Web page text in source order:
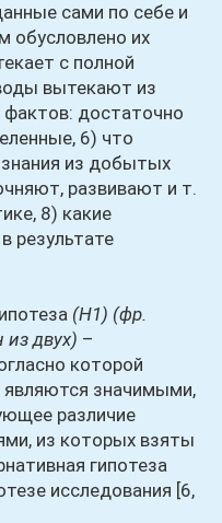
сами по себе и
обусловлено их
с полной
вытекают из
фактов: достаточно
6) что
из добытых
развивают и т.
8) какие
результате
(Н1) (фр.
из двух) –
которой
значимыми,
различие
из которых взяты
гипотеза
исследования [6,